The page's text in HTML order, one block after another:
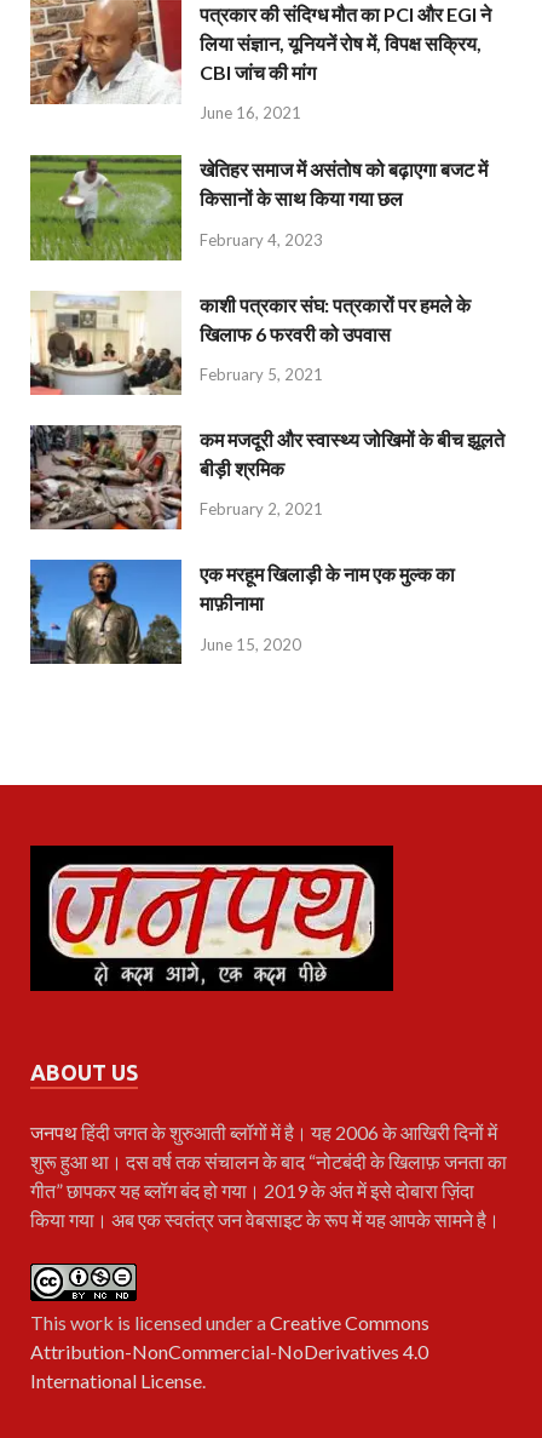
पत्रकार की संदिग्ध मौत का PCI और EGI ने
लिया संज्ञान, यूनियनें रोष में, विपक्ष सक्रिय,
CBI जांच की मांग
June 16, 2021
खेतिहर समाज में असंतोष को बढ़ाएगा बजट में
किसानों के साथ किया गया छल
February 4, 2023
काशी पत्रकार संघ: पत्रकारों पर हमले के
खिलाफ 6 फरवरी को उपवास
February 5, 2021
कम मजदूरी और स्वास्थ्य जोखिमों के बीच झूलते
बीड़ी श्रमिक
February 2, 2021
एक मरहूम खिलाड़ी के नाम एक मुल्क का
माफ़ीनामा
June 15, 2020
ABOUT US
जनपथहिंदी जगत के शुरुआती ब्लॉगों में है। यह 2006 के आखिरी दिनों में
शुरू हुआ था। दस वर्ष तक संचालन के बाद “नोटबंदी के खिलाफ़ जनता का
गीत” छापकर यह ब्लॉग बंद हो गया। 2019 के अंत में इसे दोबारा ज़िंदा
किया गया। अब एक स्वतंत्र जन वेबसाइट के रूप में यह आपके सामने है।
This work is licensed under aCreative Commons
Attribution-NonCommercial-NoDerivatives 4.0
International License.